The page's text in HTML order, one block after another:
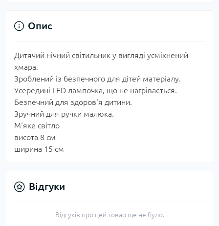
Опис
Дитячий нічний світильник у вигляді усміхнений
хмара.
Зроблений із безпечного для дітей матеріалу.
Усередині LED лампочка, що не нагрівається.
Безпечний для здоров'я дитини.
Зручний для ручки малюка.
М'яке світло
висота 8 см
ширина 15 см
Відгуки
Відгуків про цей товар ще не було.